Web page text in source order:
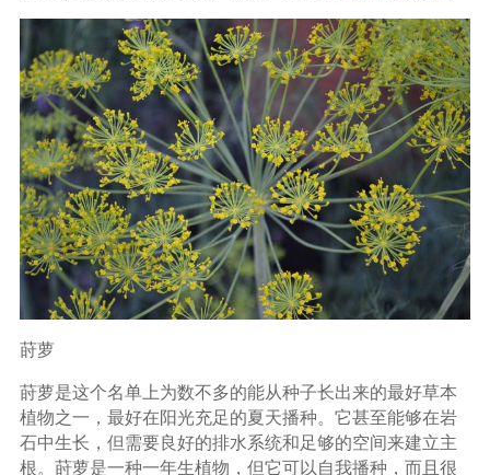
莳萝
莳萝是这个名单上为数不多的能从种子长出来的最好草本
植物之一，最好在阳光充足的夏天播种。它甚至能够在岩
石中生长，但需要良好的排水系统和足够的空间来建立主
根。莳萝是一种一年生植物，但它可以自我播种，而且很